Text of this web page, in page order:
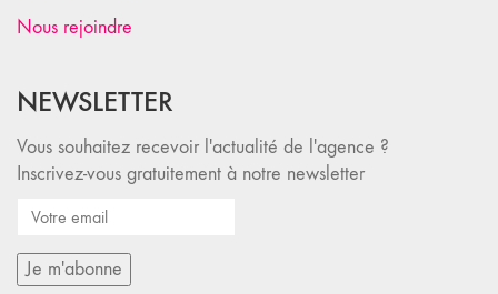
Nous rejoindre
NEWSLETTER
Vous souhaitez recevoir l'actualité de l'agence ?
Inscrivez-vous gratuitement à notre newsletter